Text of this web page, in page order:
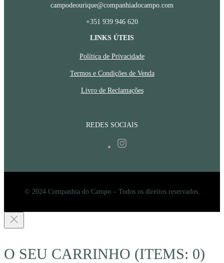
LINKS ÚTEIS
Política de Privacidade
Termos e Condições de Venda
Livro de Reclamações
REDES SOCIAIS
campodeourique@companhiadocampo.com
+351 939 946 620
© 2024 Companhia do Campo – Todos os direitos reservados.
O SEU CARRINHO (ITEMS: 0)